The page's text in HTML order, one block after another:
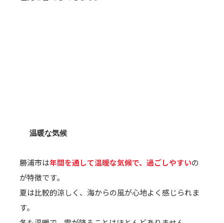
温暖な気候
勝浦市は年間を通して温暖な気候で、過ごしやすいの
が特徴です。
夏は比較的涼しく、海からの風が心地よく感じられま
す。